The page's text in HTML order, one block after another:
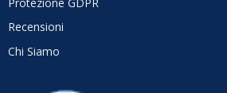
Recensioni
Chi Siamo